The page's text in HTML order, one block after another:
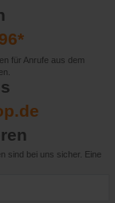
für Anrufe aus dem
sind bei uns sicher. Eine